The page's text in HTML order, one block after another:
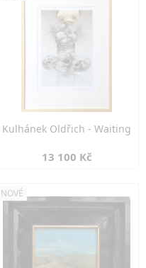
Kulhánek Oldřich - Waiting
13 100 Kč
NOVÉ